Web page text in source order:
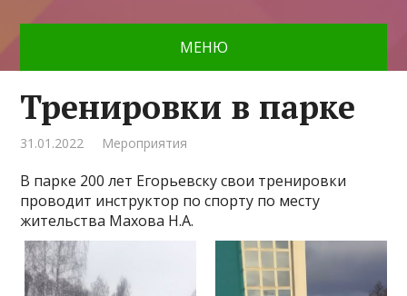
МЕНЮ
Тренировки в парке
31.01.2022 Мероприятия
В парке 200 лет Егорьевску свои тренировки
проводит инструктор по спорту по месту
жительства Махова Н.А.